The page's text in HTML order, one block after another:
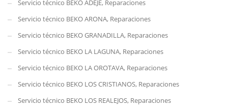
Servicio técnico BEKO ADEJE, Reparaciones
Servicio técnico BEKO ARONA, Reparaciones
Servicio técnico BEKO GRANADILLA, Reparaciones
Servicio técnico BEKO LA LAGUNA, Reparaciones
Servicio técnico BEKO LA OROTAVA, Reparaciones
Servicio técnico BEKO LOS CRISTIANOS, Reparaciones
Servicio técnico BEKO LOS REALEJOS, Reparaciones